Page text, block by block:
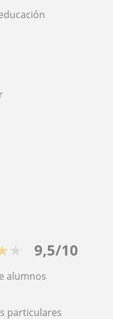
9,5/10
alumnos
particulares